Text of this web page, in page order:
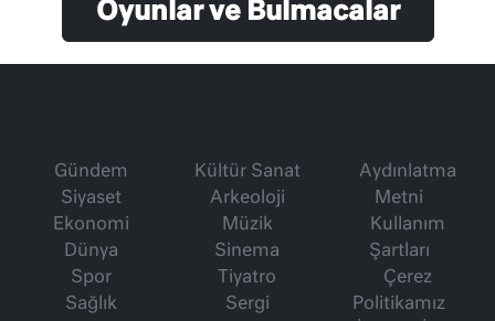
Oyunlar ve Bulmacalar
Gündem
Siyaset
Ekonomi
Dünya
Spor
Sağlık
Kültür Sanat
Arkeoloji
Müzik
Sinema
Tiyatro
Sergi
Aydınlatma
Metni
Kullanım
Şartları
Çerez
Politikamız